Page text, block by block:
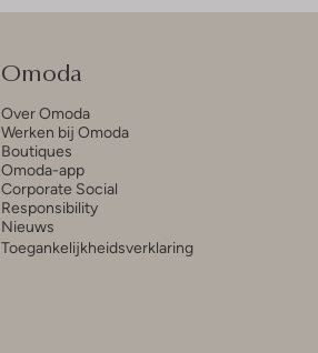
Omoda
Over Omoda
Werken bij Omoda
Boutiques
Omoda-app
Corporate Social
Responsibility
Nieuws
Toegankelijkheidsverklaring